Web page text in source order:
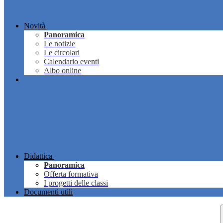
Novità
Panoramica
Le notizie
Le circolari
Calendario eventi
Albo online
Didattica
Panoramica
Offerta formativa
I progetti delle classi
Documenti utili